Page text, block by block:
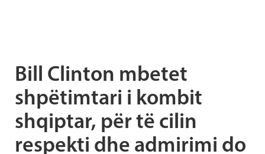
Bill Clinton mbetet
shpëtimtari i kombit
shqiptar, për të cilin
respekti dhe admirimi do